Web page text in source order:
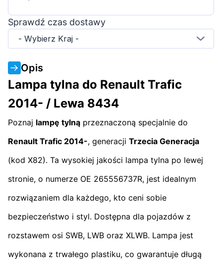
Sprawdź czas dostawy
- Wybierz Kraj -
Opis
Lampa tylna do Renault Trafic
2014- / Lewa 8434
Poznaj lampę tylną przeznaczoną specjalnie do
Renault Trafic 2014-, generacji Trzecia Generacja
(kod X82). Ta wysokiej jakości lampa tylna po lewej
stronie, o numerze OE 265556737R, jest idealnym
rozwiązaniem dla każdego, kto ceni sobie
bezpieczeństwo i styl. Dostępna dla pojazdów z
rozstawem osi SWB, LWB oraz XLWB. Lampa jest
wykonana z trwałego plastiku, co gwarantuje długą